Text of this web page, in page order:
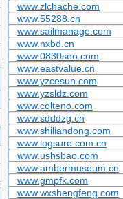
www.zlchache.com
www.55288.cn
www.sailmanage.com
www.nxbd.cn
www.0830seo.com
www.eastvalue.cn
www.yzcesun.com
www.yzsldz.com
www.colteno.com
www.sdddzg.cn
www.shiliandong.com
www.logsure.com.cn
www.ushsbao.com
www.ambermuseum.cn
www.gmpfk.com
www.wxshengfeng.com